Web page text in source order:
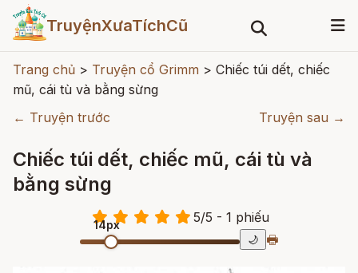
TruyệnXưaTíchCũ
Trang chủ > Truyện cổ Grimm > Chiếc túi dết, chiếc
mũ, cái tù và bằng sừng
← Truyện trước
Truyện sau →
Chiếc túi dết, chiếc mũ, cái tù và
bằng sừng
5/5 - 1 phiếu
14px
🌙 🖶